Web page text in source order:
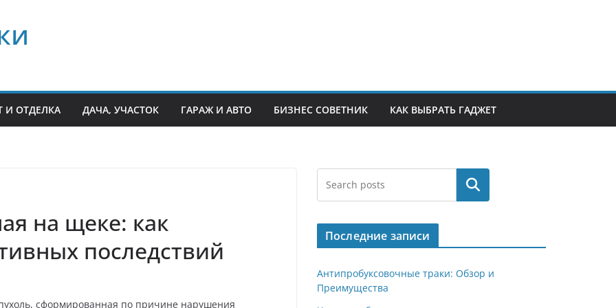
И ОТДЕЛКА ДАЧА, УЧАСТОК ГАРАЖ И АВТО БИЗНЕС СОВЕТНИК КАК ВЫБРАТЬ ГАДЖЕТ
на щеке: как
последствий
сформированная по причине нарушения
Поиск
Последние записи
Антипробуксовочные траки: Обзор и
Преимущества